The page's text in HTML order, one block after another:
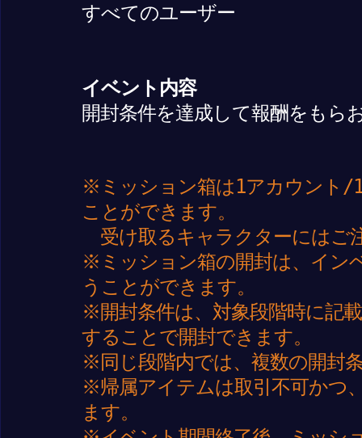
すべてのユーザー
イベント内容
開封条件を達成して報酬をもら
※ミッション箱は1アカウント/
ことができます。
受け取るキャラクターにはご
※ミッション箱の開封は、イン
うことができます。
※開封条件は、対象段階時に記
することで開封できます。
※同じ段階内では、複数の開封
※帰属アイテムは取引不可かつ
ます。